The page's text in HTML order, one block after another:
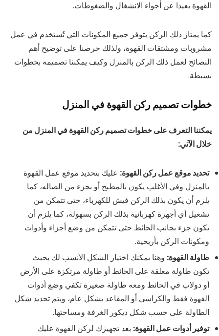
القهوة بعيدا عن أجواء الانشغال والضغوطات.
كما يمتاز ذلك الركن بتوفر جميع المكونات التي تُستخدم في عمل
مشروبات ومشتقات القهوة، ولذلك حرصنا على توضيح أهم
النصائح لعمل ذلك الركن بالمنزل وكيف يمكننا تصميمه بخطوات
بسيطة.
خطوات تصميم ركن القهوة في المنزل
يمكننا التعرف على خطوات تصميم ركن القهوة في المنزل من
خلال الآتي:
تحديد موقع عمل ركن القهوة: عليك بتحديد موقع عمل القهوة
بالمنزل وفي الأغلب يكون بالمطبخ أو بجزء من الصاله، كما
يلزم أن يكون بذلك الركن فيش للكهرباء، حتى تتمكن من
تشغيل أي أجهزة كهربائية بذلك الركن بسهولة، كما يلزم أن
يكون جزء بجانب الحائط حتى تتمكن من وضع أجزاء وأدوات
ومكونات الركن بأريحية.
طاولة القهوة: وهنا يمكنك اختيار الشكل الأنسب لك بحيث
تكون طاولة معلقة على الحائط أو طاولة مرتكزة على الأرض
أو دولاب في الحائط ومعه طاولة صغيرة تكفي وضع أدوات
القهوة فقط والكراسي أو المقاعد بشكل عام، ويتم تحديد شكل
الطاولة على حسب شكل ديكور الغرفة ومساحتها.
توفير أدوات عمل القهوة: بعد تجهيزك لركن القهوة عليك